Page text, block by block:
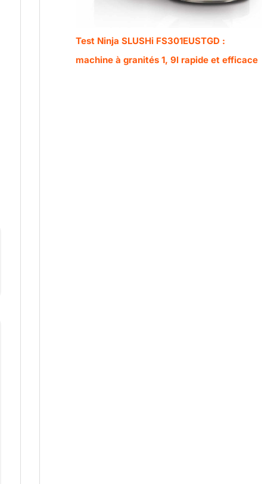
Test Ninja SLUSHi FS301EUSTGD :
machine à granités 1, 9l rapide et efficace